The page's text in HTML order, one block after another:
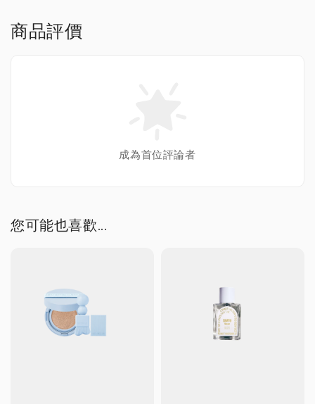
商品評價
成為首位評論者
您可能也喜歡...